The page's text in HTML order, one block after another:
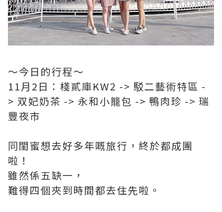
～今日的行程～
11月2日：棧貳庫KW2 -> 駁二藝術特區 -
> 双妃奶茶 -> 永和小籠包 -> 鴨肉珍 -> 瑞
豐夜市
同閨蜜想去好多年嘅旅行，終於都成團
啦！
雖然係五缺一，
難得四個夾到時間都去住先啦。